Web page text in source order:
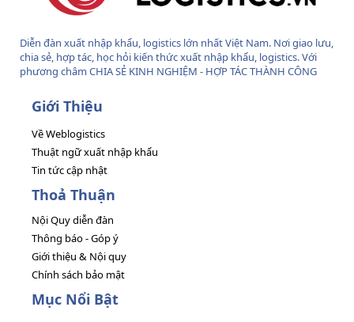
Diễn đàn xuất nhập khẩu, logistics lớn nhất Việt Nam. Nơi giao lưu,
chia sẻ, hợp tác, học hỏi kiến thức xuất nhập khẩu, logistics. Với
phương châm CHIA SẺ KINH NGHIỆM - HỢP TÁC THÀNH CÔNG
Giới Thiệu
Về Weblogistics
Thuật ngữ xuất nhập khẩu
Tin tức cập nhật
Thoả Thuận
Nội Quy diễn đàn
Thông báo - Góp ý
Giới thiệu & Nội quy
Chính sách bảo mật
Mục Nổi Bật